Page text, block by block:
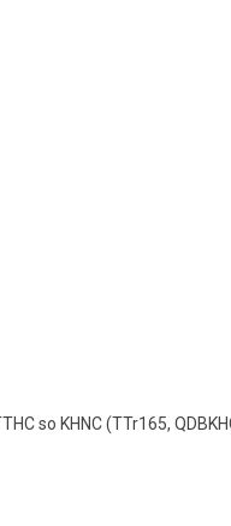
so KHNC (TTr165,